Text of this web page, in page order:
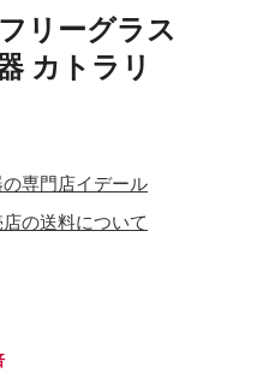
リーグラス
カトラリ
専門店イデール
店の送料について